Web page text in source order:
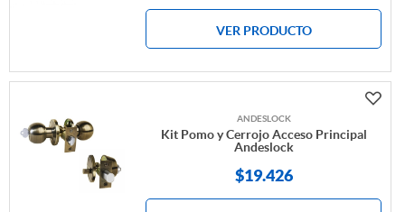
VER PRODUCTO
ANDESLOCK
Kit Pomo y Cerrojo Acceso Principal
Andeslock
$19.426